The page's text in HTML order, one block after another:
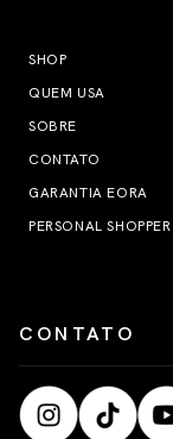
SHOP
QUEM USA
SOBRE
CONTATO
GARANTIA EORA
PERSONAL SHOPPER
CONTATO